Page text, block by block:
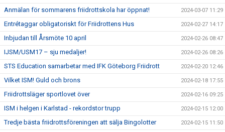
Anmälan för sommarens friidrottskola har öppnat! 2024-03-07 11:29
Entrétaggar obligatoriskt för Friidrottens Hus 2024-02-27 14:17
Inbjudan till Årsmöte 10 april 2024-02-26 08:47
IJSM/USM17 – sju medaljer! 2024-02-26 08:26
STS Education samarbetar med IFK Göteborg Friidrott 2024-02-20 12:46
Vilket ISM! Guld och brons 2024-02-18 17:55
Friidrottsläger sportlovet över 2024-02-16 09:25
ISM i helgen i Karlstad - rekordstor trupp 2024-02-15 12:00
Tredje bästa friidrottsföreningen att sälja Bingolotter 2024-02-15 11:50